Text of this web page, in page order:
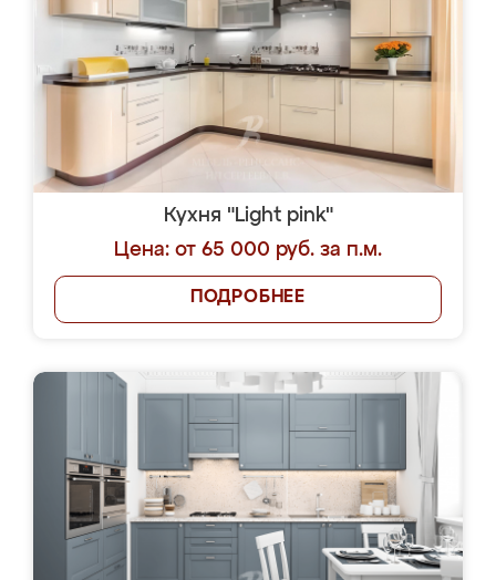
Кухня "Light pink"
Цена: от 65 000 руб. за п.м.
ПОДРОБНЕЕ